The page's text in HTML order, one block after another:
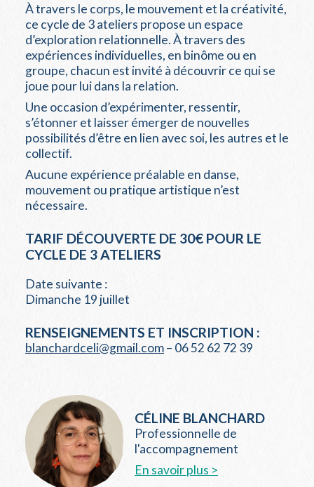
À travers le corps, le mouvement et la créativité,
ce cycle de 3 ateliers propose un espace
d’exploration relationnelle. À travers des
expériences individuelles, en binôme ou en
groupe, chacun est invité à découvrir ce qui se
joue pour lui dans la relation.
Une occasion d’expérimenter, ressentir,
s’étonner et laisser émerger de nouvelles
possibilités d’être en lien avec soi, les autres et le
collectif.
Aucune expérience préalable en danse,
mouvement ou pratique artistique n’est
nécessaire.
TARIF DÉCOUVERTE DE 30€ POUR LE
CYCLE DE 3 ATELIERS
Date suivante :
Dimanche 19 juillet
RENSEIGNEMENTS ET INSCRIPTION :
blanchardceli@gmail.com– 06 52 62 72 39
CÉLINE BLANCHARD
Professionnelle de
l'accompagnement
En savoir plus >